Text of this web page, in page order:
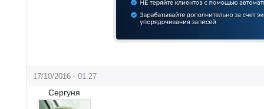
17/10/2016 - 01:27
Сергуня